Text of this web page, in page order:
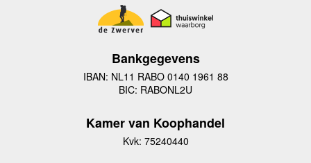
Bankgegevens
IBAN: NL11 RABO 0140 1961 88
BIC: RABONL2U
Kamer van Koophandel
Kvk: 75240440